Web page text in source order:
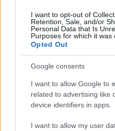
I want to opt-out of
Retention, Sale, and/or
Personal Data that Is
Purposes for which it was
Opted Out
Google consents
I want to allow Google to
related to advertising like
device identifiers in apps.
I want to allow my user
#salata